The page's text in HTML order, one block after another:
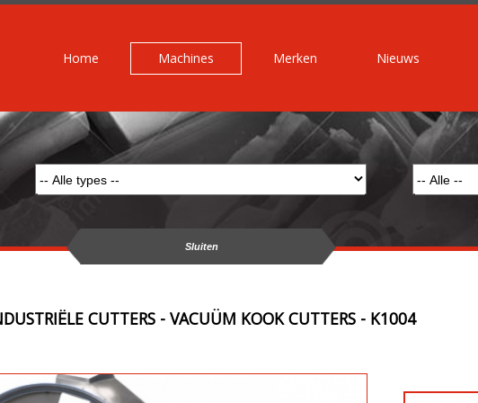
Home Machines Merken Nieuws
Sluiten
CUTTERS - VACUÜM KOOK CUTTERS - K1004